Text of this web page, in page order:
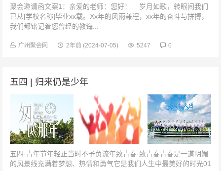
聚会邀请函文案1：亲爱的老师：您好！ 岁月如歌，转眼间我们
已从[学校名称]毕业xx载。Xx年的风雨兼程，xx年的奋斗与拼搏，
我们都铭记着您曾经的教诲...
广州聚会网 2年前 (2024-07-05) 5247 0
五四 | 归来仍是少年
五四·青年节年轻正当时不予负流年致青春·致青春青春是一道明媚
的风景线充满着梦想、热情和勇气它是我们人生中最美好的时光01